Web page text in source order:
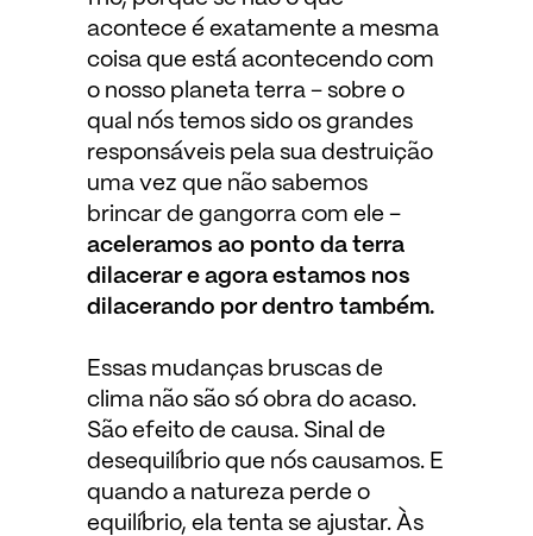
acontece é exatamente a mesma
coisa que está acontecendo com
o nosso planeta terra – sobre o
qual nós temos sido os grandes
responsáveis pela sua destruição
uma vez que não sabemos
brincar de gangorra com ele –
aceleramos ao ponto da terra
dilacerar e agora estamos nos
dilacerando por dentro também.
Essas mudanças bruscas de
clima não são só obra do acaso.
São efeito de causa. Sinal de
desequilíbrio que nós causamos. E
quando a natureza perde o
equilíbrio, ela tenta se ajustar. Às